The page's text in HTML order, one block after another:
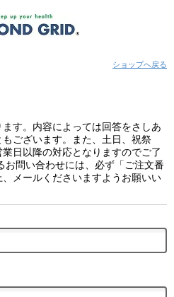
ショップへ戻る
す。内容によっては回答をさしあ
ございます。また、土日、祝祭
日以降の対応となりますのでご了
問い合わせには、必ず「ご注文番
メールくださいますようお願いい